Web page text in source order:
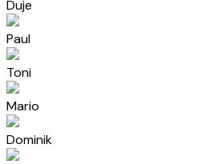
Duje
Paul
Toni
Mario
Dominik